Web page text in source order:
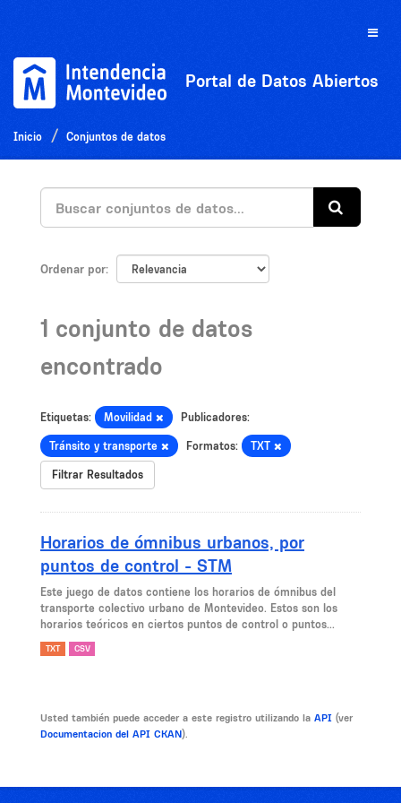
Toggle
Portal de Datos Abiertos
Inicio Conjuntos de datos
Ordenar por
1 conjunto de datos
encontrado
Etiquetas: Movilidad Publicadores:
Tránsito y transporte Formatos: TXT
Filtrar Resultados
Horarios de ómnibus urbanos, por
puntos de control - STM
Este juego de datos contiene los horarios de ómnibus del
transporte colectivo urbano de Montevideo. Estos son los
horarios teóricos en ciertos puntos de control o puntos...
TXT CSV
Usted también puede acceder a este registro utilizando la API (ver
Documentacion del API CKAN).